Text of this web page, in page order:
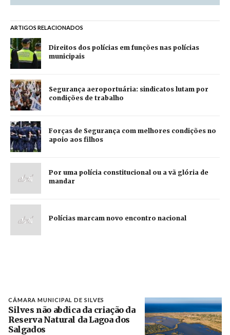
ARTIGOS RELACIONADOS
Direitos dos polícias em funções nas polícias
municipais
Segurança aeroportuária: sindicatos lutam por
condições de trabalho
Forças de Segurança com melhores condições no
apoio aos filhos
Por uma polícia constitucional ou a vã glória de
mandar
Polícias marcam novo encontro nacional
CÂMARA MUNICIPAL DE SILVES
Silves não abdica da criação da
Reserva Natural da Lagoa dos
Salgados